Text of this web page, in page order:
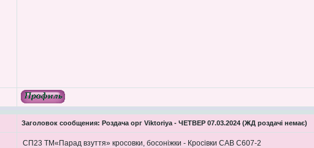
Заголовок сообщения: Роздача орг Viktoriya - ЧЕТВЕР 07.03.2024 (ЖД роздачі немає)
СП23 ТМ«Парад взуття» кросовки, босоніжки - Кросівки CAB C607-2